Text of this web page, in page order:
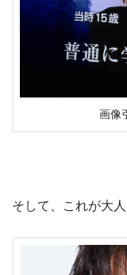
画像
そして、これが大